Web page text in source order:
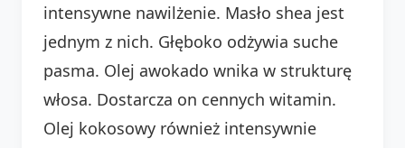
intensywne nawilżenie. Masło shea jest
jednym z nich. Głęboko odżywia suche
pasma. Olej awokado wnika w strukturę
włosa. Dostarcza on cennych witamin.
Olej kokosowy również intensywnie